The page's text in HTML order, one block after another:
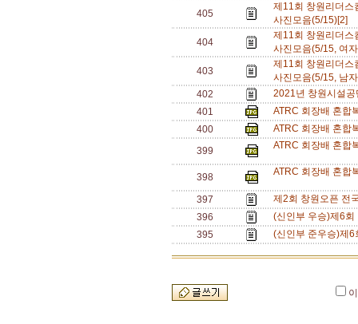
405
제11회 창원리더스
사진모음(5/15)[2]
404
제11회 창원리더스
사진모음(5/15, 여
403
제11회 창원리더스
사진모음(5/15, 남
402
2021년 창원시설
401
ATRC 회장배 혼합
400
ATRC 회장배 혼합
399
ATRC 회장배 혼합
398 ATRC 회장배 혼합
397
제2회 창원오픈 전
396
(신인부 우승)제6
395
(신인부 준우승)제